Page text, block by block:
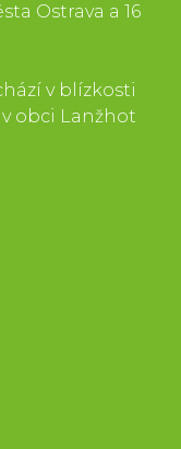
Ostrava a 16
v blízkosti
obci Lanžhot